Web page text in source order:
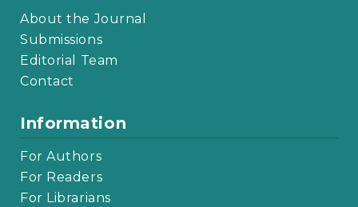
About the Journal
Submissions
Editorial Team
Contact
Information
For Authors
For Readers
For Librarians